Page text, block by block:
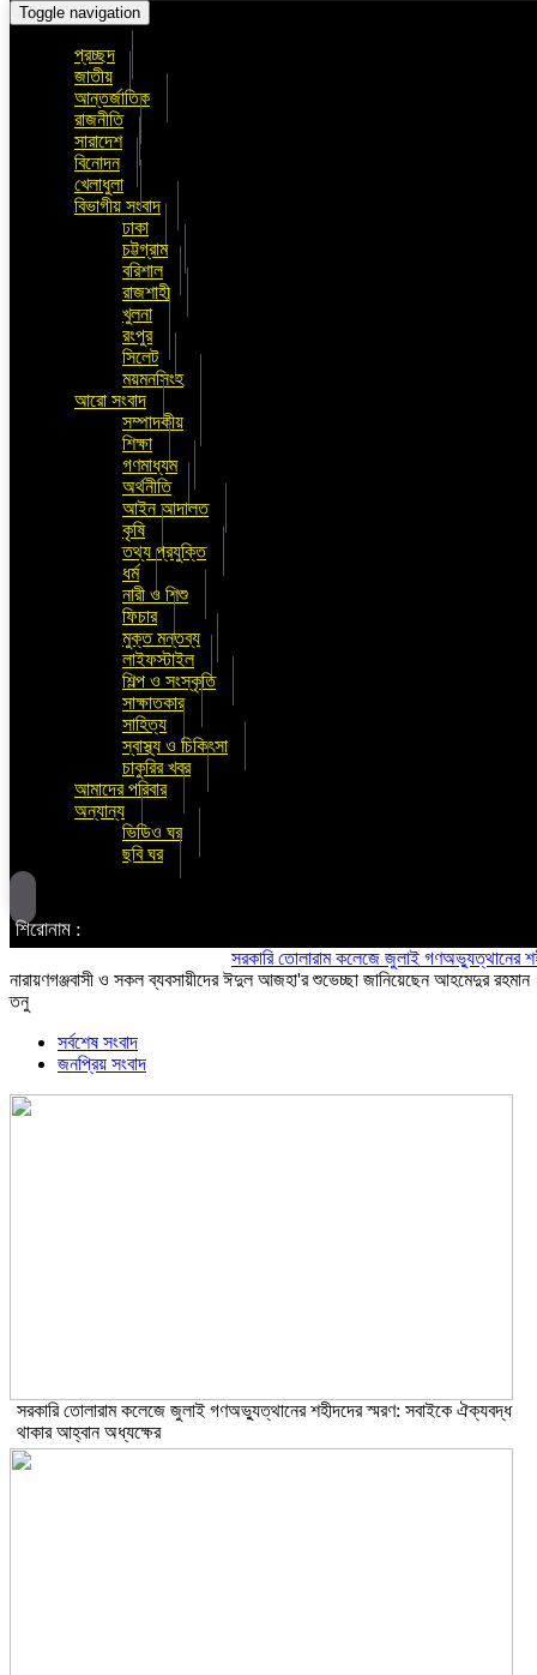
Toggle navigation
প্রচ্ছদ
জাতীয়
আন্তর্জাতিক
রাজনীতি
সারাদেশ
বিনোদন
খেলাধুলা
বিভাগীয় সংবাদ
ঢাকা
চট্টগ্রাম
বরিশাল
রাজশাহী
খুলনা
রংপুর
সিলেট
ময়মনসিংহ
আরো সংবাদ
সম্পাদকীয়
শিক্ষা
গণমাধ্যম
অর্থনীতি
আইন আদালত
কৃষি
তথ্য প্রযুক্তি
ধর্ম
নারী ও শিশু
ফিচার
মুক্ত মন্তব্য
লাইফস্টাইল
শিল্প ও সংস্কৃতি
সাক্ষাতকার
সাহিত্য
স্বাস্থ্য ও চিকিৎসা
চাকুরির খবর
আমাদের পরিবার
অন্যান্য
ভিডিও ঘর
ছবি ঘর
শিরোনাম :
সরকারি তোলারাম কলেজে জুলাই গণঅভ্যুত্থানের
নারায়ণগঞ্জবাসী ও সকল ব্যবসায়ীদের ঈদুল আজহা'র শুভেচ্ছা জানিয়েছেন আহমেদুর রহমান
তনু
সর্বশেষ সংবাদ
জনপ্রিয় সংবাদ
সরকারি তোলারাম কলেজে জুলাই গণঅভ্যুত্থানের শহীদদের স্মরণ: সবাইকে ঐক্যবদ্ধ
থাকার আহ্বান অধ্যক্ষের